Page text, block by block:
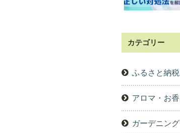
カテゴリー
ふるさと納税
アロマ・お香
ガーデニング